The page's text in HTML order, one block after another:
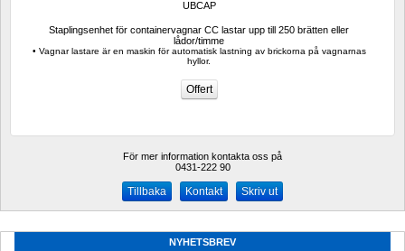
UBCAP
Staplingsenhet för containervagnar CC lastar upp till 250 brätten eller
lådor/timme
• Vagnar lastare är en maskin för automatisk lastning av brickorna på vagnarnas
hyllor.
För mer information kontakta oss på
0431-222 90
Kontakt Skriv ut
NYHETSBREV